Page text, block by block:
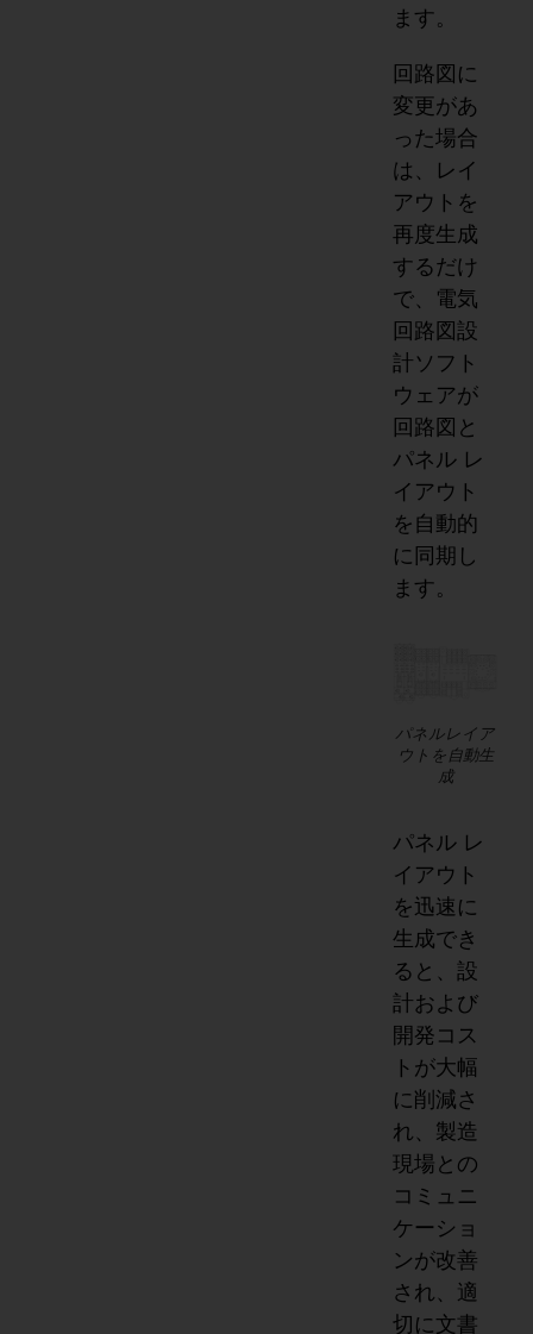
ます。
回路図に
変更があ
った場合
は、レイ
アウトを
再度生成
するだけ
で、電気
回路図設
計ソフト
ウェアが
回路図と
パネル レ
イアウト
を自動的
に同期し
ます。
パネルレイア
ウトを自動生
成
パネル レ
イアウト
を迅速に
生成でき
ると、設
計および
開発コス
トが大幅
に削減さ
れ、製造
現場との
コミュニ
ケーショ
ンが改善
され、適
切に文書